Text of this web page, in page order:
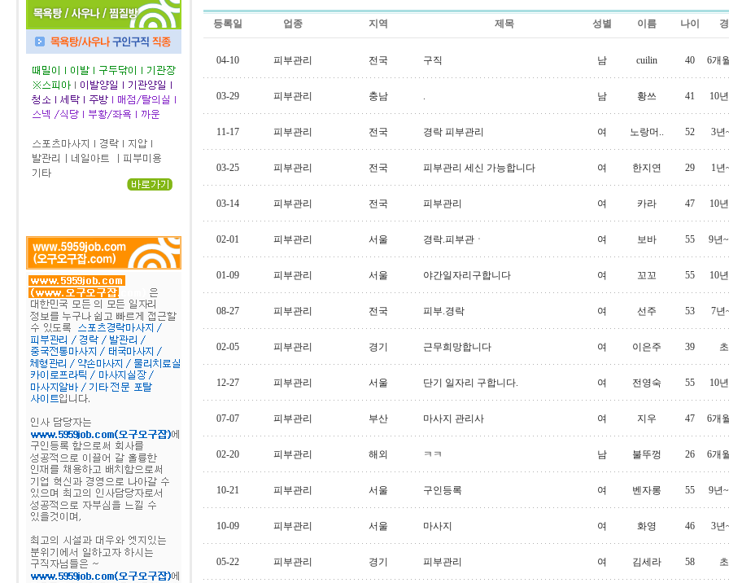
등록일 업종 지역 제목 성별 이름 나이
04-10 피부관리 전국 구직 남 cuilin 40 6개
03-29 피부관리 충남 . 남 황쓰 41 10
11-17 피부관리 전국 경락 피부관리 여 노랑머.. 52 3년
03-25 피부관리 전국 피부관리 세신 가능합니다 여 한지연 29 1년
03-14 피부관리 전국 피부관리 여 카라 47 10
02-01 피부관리 서울 경락.피부관ㆍ 여 보바 55 9년
01-09 피부관리 서울 야간일자리구합니다 여 꼬꼬 55 10
08-27 피부관리 전국 피부.경락 여 선주 53 7년
02-05 피부관리 경기 근무희망합니다 여 이은주 39
12-27 피부관리 서울 단기 일자리 구합니다. 여 전영숙 55 10
07-07 피부관리 부산 마사지 관리사 여 지우 47 6개
02-20 피부관리 해외 ㅋㅋ 남 불뚜껑 26 6개
10-21 피부관리 서울 구인등록 여 벤자롱 55 9년
10-09 피부관리 서울 마사지 여 화영 46 3년
05-22 피부관리 경기 피부관리 여 김세라 58